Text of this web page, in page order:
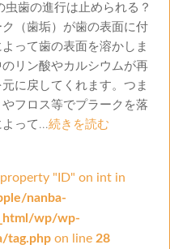
歯の進行は止められる？
（歯垢）が歯の表面に付
って歯の表面を溶かしま
リン酸やカルシウムが再
に戻してくれます。つま
フロス等でプラークを落
って...続きを読む
"ID" on int in
nanba-
wp/wp-
tag.phpon line 28